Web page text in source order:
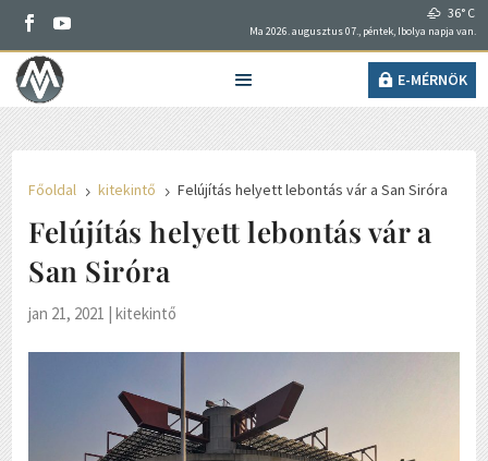
36° C
Ma 2026. augusztus 07., péntek, Ibolya napja van.
E-MÉRNÖK
Főoldal 5 kitekintő 5 Felújítás helyett lebontás vár a San Siróra
Felújítás helyett lebontás vár a
San Siróra
jan 21, 2021 |kitekintő